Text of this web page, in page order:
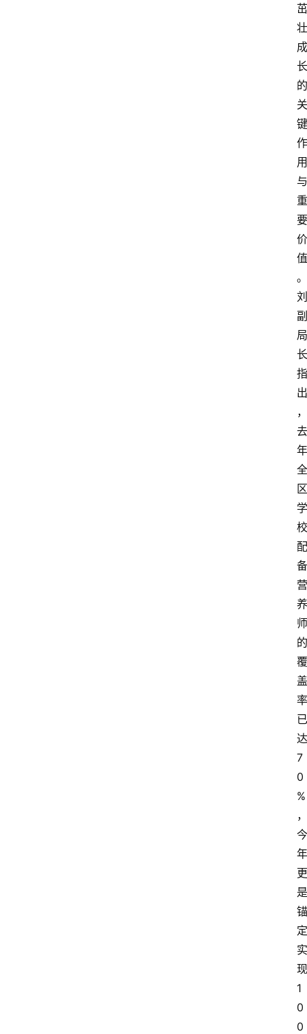
茁
壮
成
长
的
关
键
作
用
与
重
要
价
值
。
刘
副
局
长
指
出
，
去
年
全
区
学
校
配
备
营
养
师
的
覆
盖
率
已
达
7
0
%
，
今
年
更
是
锚
定
实
现
1
0
0